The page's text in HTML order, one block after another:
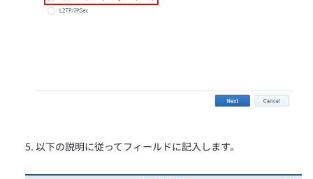
以下の説明に従ってフィールドに記入します。